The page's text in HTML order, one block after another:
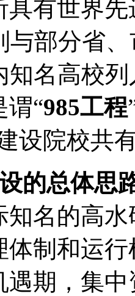
具有世界
与部分省
知名高校
谓“985工程
设院校共
的总体思
知名的高
体制和运
遇期，集